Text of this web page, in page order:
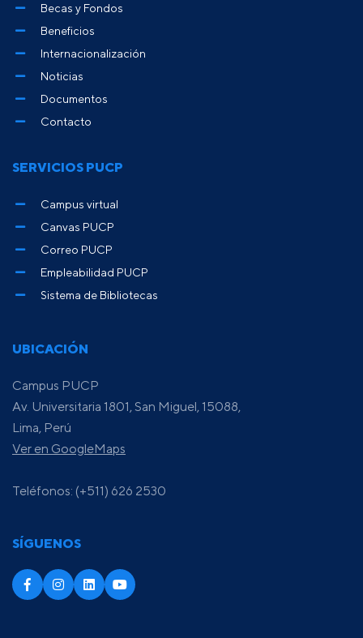
UBICACIÓN
Campus PUCP
Av. Universitaria 1801, San Miguel, 15088,
Lima, Perú
Ver en GoogleMaps
Teléfonos: (+511) 626 2530
SÍGUENOS
Becas y Fondos
Beneficios
Internacionalización
Noticias
Documentos
Contacto
SERVICIOS PUCP
Campus virtual
Canvas PUCP
Correo PUCP
Empleabilidad PUCP
Sistema de Bibliotecas